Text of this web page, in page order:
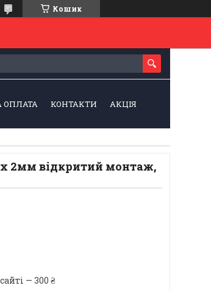
Кошик
ОПЛАТА КОНТАКТИ АКЦІЯ
2мм відкритий монтаж,
— 300 ₴